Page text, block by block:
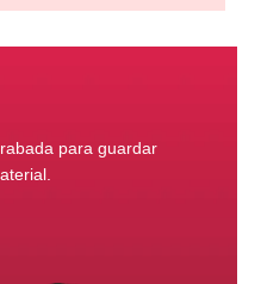
para guardar